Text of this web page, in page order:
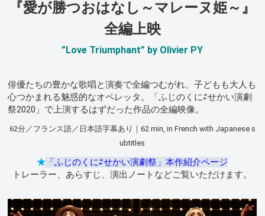
『愛が勝つおはなし～マレーヌ姫～』
全編上映
”Love Triumphant” by Olivier PY
俳優たちの豊かな歌唱と演奏で全編つむがれ、子どもも大人も
心つかまれる魅惑的なオペレッタ。「ふじのくに⇄せかい演劇
祭2020」で上演するはずだった作品の全編映像。
62分／フランス語／日本語字幕あり｜62 min, in French with Japanese s
ubtitles
★ 「ふじのくに⇄せかい演劇祭」本作紹介ページ
トレーラー、あらすじ、演出ノートなどご覧いただけます。